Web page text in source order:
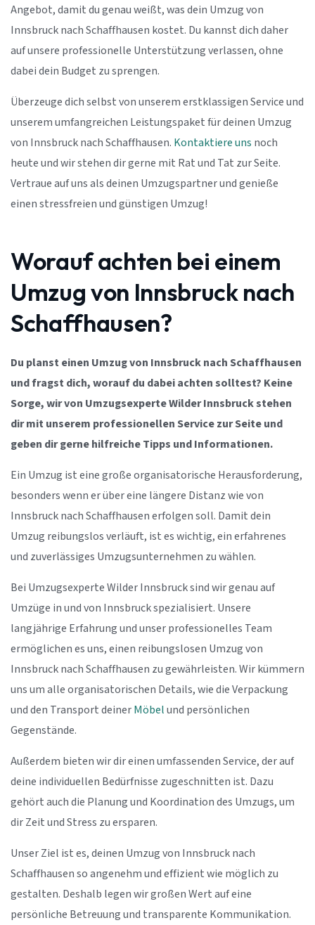
Angebot, damit du genau weißt, was dein Umzug von
Innsbruck nach Schaffhausen kostet. Du kannst dich daher
auf unsere professionelle Unterstützung verlassen, ohne
dabei dein Budget zu sprengen.
Überzeuge dich selbst von unserem erstklassigen Service und
unserem umfangreichen Leistungspaket für deinen Umzug
von Innsbruck nach Schaffhausen. Kontaktiere uns noch
heute und wir stehen dir gerne mit Rat und Tat zur Seite.
Vertraue auf uns als deinen Umzugspartner und genieße
einen stressfreien und günstigen Umzug!
Worauf achten bei einem
Umzug von Innsbruck nach
Schaffhausen?
Du planst einen Umzug von Innsbruck nach Schaffhausen
und fragst dich, worauf du dabei achten solltest? Keine
Sorge, wir von Umzugsexperte Wilder Innsbruck stehen
dir mit unserem professionellen Service zur Seite und
geben dir gerne hilfreiche Tipps und Informationen.
Ein Umzug ist eine große organisatorische Herausforderung,
besonders wenn er über eine längere Distanz wie von
Innsbruck nach Schaffhausen erfolgen soll. Damit dein
Umzug reibungslos verläuft, ist es wichtig, ein erfahrenes
und zuverlässiges Umzugsunternehmen zu wählen.
Bei Umzugsexperte Wilder Innsbruck sind wir genau auf
Umzüge in und von Innsbruck spezialisiert. Unsere
langjährige Erfahrung und unser professionelles Team
ermöglichen es uns, einen reibungslosen Umzug von
Innsbruck nach Schaffhausen zu gewährleisten. Wir kümmern
uns um alle organisatorischen Details, wie die Verpackung
und den Transport deinerMöbelund persönlichen
Gegenstände.
Außerdem bieten wir dir einen umfassenden Service, der auf
deine individuellen Bedürfnisse zugeschnitten ist. Dazu
gehört auch die Planung und Koordination des Umzugs, um
dir Zeit und Stress zu ersparen.
Unser Ziel ist es, deinen Umzug von Innsbruck nach
Schaffhausen so angenehm und effizient wie möglich zu
gestalten. Deshalb legen wir großen Wert auf eine
persönliche Betreuung und transparente Kommunikation.